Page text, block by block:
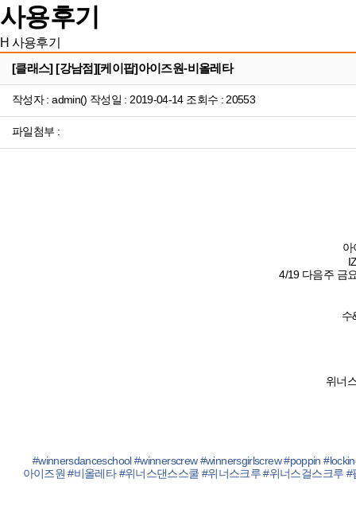
사용후기
H 사용후기
[클래스] [강남점][케이팝]아이즈원-비올레타
작성자 : admin() 작성일 : 2019-04-14 조회수 : 20553
파일첨부 :
아
4/19 다음주 금
수
위너
#winnersdanceschool #winnerscrew #winnersgirlscrew #poppin #
아이즈원 #비올레타 #위너스댄스스쿨 #위너스크루 #위너스걸스크루 #